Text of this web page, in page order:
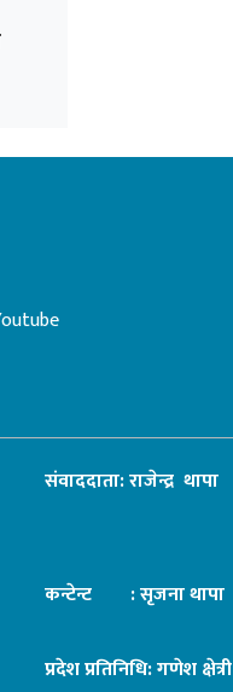
संवाददाता: राजेन्द्र थापा
कन्टेन्ट : सृजना थापा
प्रदेश प्रतिनिधि: गणेश क्षेत्री